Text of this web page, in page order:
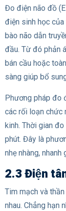
Đo điện não đồ
điện sinh học
bào não dẫn
đầu. Từ đó phản
bán cầu hoặc
sàng giúp bổ
Phương pháp đo
các rối loạn chức
kinh. Thời gian
phút. Đây là
nhẹ nhàng,
2.3 Điện
Tim mạch và
nhau. Chẳng hạn